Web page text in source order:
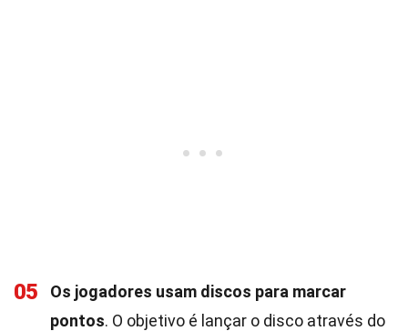
05
Os jogadores usam discos para marcar
pontos. O objetivo é lançar o disco através do